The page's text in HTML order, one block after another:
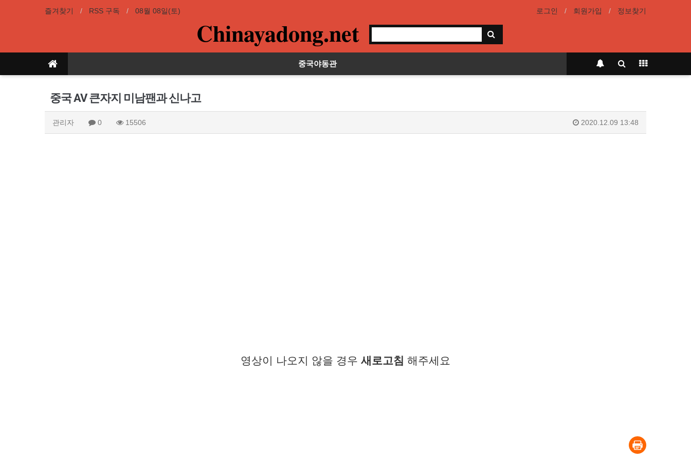
즐겨찾기 RSS 구독 08월 08일(토) 로그인 회원가입 정보찾기
Chinayadong.net
중국야동관
중국 AV 큰자지 미남팬과 신나고
관리자 0 15506 2020.12.09 13:48
영상이 나오지 않을 경우 새로고침 해주세요